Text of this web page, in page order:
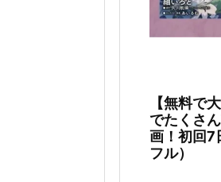
【無料で
でたくさ
画！初回7
フル）